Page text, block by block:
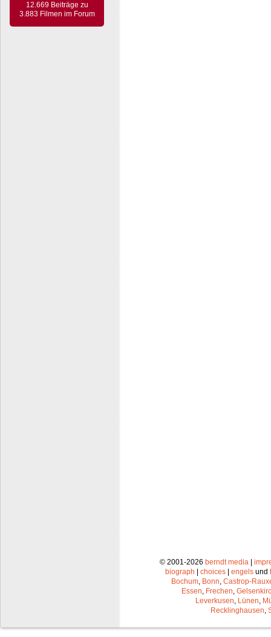
12.669 Beiträge zu
3.883 Filmen im Forum
© 2001-2026 berndt media |
biograph | choices | engels und
Bochum Bonn Castrop-
Essen Frechen
Leverkusen Lünen
Recklinghausen